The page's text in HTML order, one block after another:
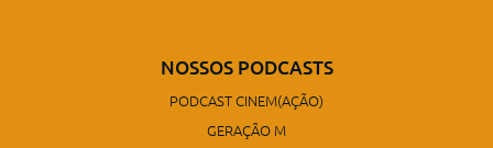
NOSSOS PODCASTS
PODCAST CINEM(AÇÃO)
GERAÇÃO M